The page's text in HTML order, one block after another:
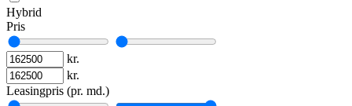
Hybrid
Pris
kr.
kr.
Leasingpris (pr. md.)